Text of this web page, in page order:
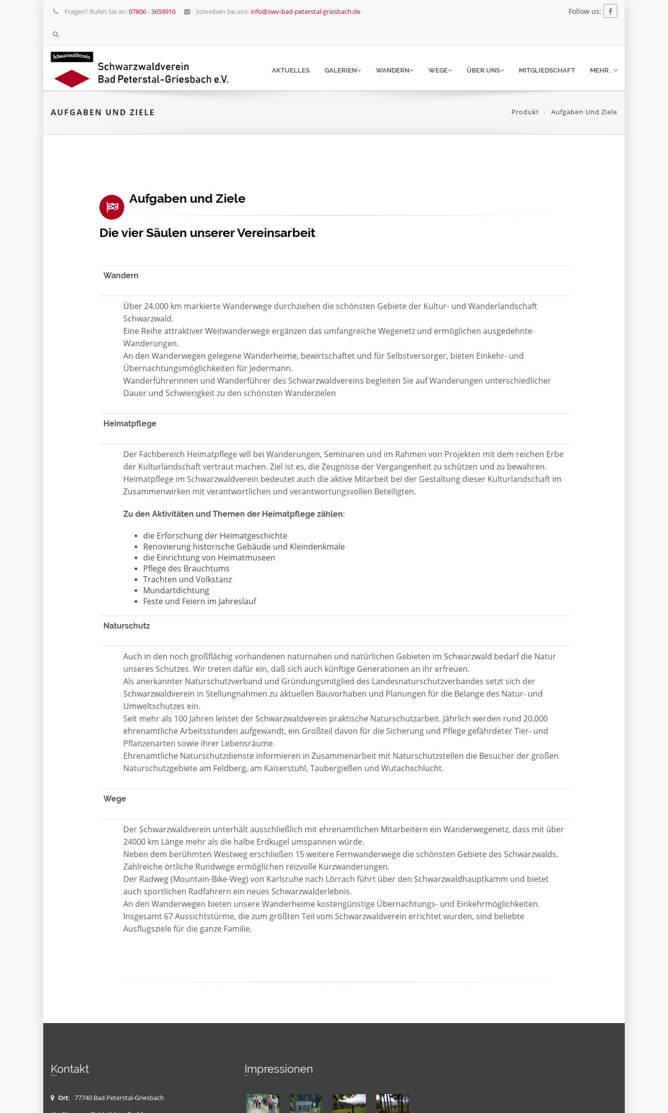
Fragen? Rufen Sie an:07806 - 3659910 Schreiben Sie uns: info@swv-bad-peterstal-griesbach.de Follow us:
AKTUELLES GALERIEN WANDERN WEGE ÜBER UNS MITGLIEDSCHAFT MEHR...
AUFGABEN UND ZIELE Produkt Aufgaben Und Ziele
Aufgaben und Ziele
Die vier Säulen unserer Vereinsarbeit
Wandern
Über 24.000 km markierte Wanderwege durchziehen die schönsten Gebiete der Kultur- und Wanderlandschaft
Schwarzwald.
Eine Reihe attraktiver Weitwanderwege ergänzen das umfangreiche Wegenetz und ermöglichen ausgedehnte
Wanderungen.
An den Wanderwegen gelegene Wanderheime, bewirtschaftet und für Selbstversorger, bieten Einkehr- und
Übernachtungsmöglichkeiten für Jedermann.
Wanderführerinnen und Wanderführer des Schwarzwaldvereins begleiten Sie auf Wanderungen unterschiedlicher
Dauer und Schwierigkeit zu den schönsten Wanderzielen
Heimatpflege
Der Fachbereich Heimatpflege will bei Wanderungen, Seminaren und im Rahmen von Projekten mit dem reichen Erbe
der Kulturlandschaft vertraut machen. Ziel ist es, die Zeugnisse der Vergangenheit zu schützen und zu bewahren.
Heimatpflege im Schwarzwaldverein bedeutet auch die aktive Mitarbeit bei der Gestaltung dieser Kulturlandschaft im
Zusammenwirken mit verantwortlichen und verantwortungsvollen Beteiligten.
Zu den Aktivitäten und Themen der Heimatpflege zählen:
die Erforschung der Heimatgeschichte
Renovierung historische Gebäude und Kleindenkmale
die Einrichtung von Heimatmuseen
Pflege des Brauchtums
Trachten und Volkstanz
Mundartdichtung
Feste und Feiern im Jahreslauf
Naturschutz
Auch in den noch großflächig vorhandenen naturnahen und natürlichen Gebieten im Schwarzwald bedarf die Natur
unseres Schutzes. Wir treten dafür ein, daß sich auch künftige Generationen an ihr erfreuen.
Als anerkannter Naturschutzverband und Gründungsmitglied des Landesnaturschutzverbandes setzt sich der
Schwarzwaldverein in Stellungnahmen zu aktuellen Bauvorhaben und Planungen für die Belange des Natur- und
Umweltschutzes ein.
Seit mehr als 100 Jahren leistet der Schwarzwaldverein praktische Naturschutzarbeit. Jährlich werden rund 20.000
ehrenamtliche Arbeitsstunden aufgewandt, ein Großteil davon für die Sicherung und Pflege gefährdeter Tier- und
Pflanzenarten sowie ihrer Lebensräume.
Ehrenamtliche Naturschutzdienste informieren in Zusammenarbeit mit Naturschutzstellen die Besucher der großen
Naturschutzgebiete am Feldberg, am Kaiserstuhl, Taubergießen und Wutachschlucht.
Wege
Der Schwarzwaldverein unterhält ausschließlich mit ehrenamtlichen Mitarbeitern ein Wanderwegenetz, dass mit über
24000 km Länge mehr als die halbe Erdkugel umspannen würde.
Neben dem berühmten Westweg erschließen 15 weitere Fernwanderwege die schönsten Gebiete des Schwarzwalds.
Zahlreiche örtliche Rundwege ermöglichen reizvolle Kurzwanderungen.
Der Radweg (Mountain-Bike-Weg) von Karlsruhe nach Lörrach führt über den Schwarzwaldhauptkamm und bietet
auch sportlichen Radfahrern ein neues Schwarzwalderlebnis.
An den Wanderwegen bieten unsere Wanderheime kostengünstige Übernachtungs- und Einkehrmöglichkeiten.
Insgesamt 67 Aussichtstürme, die zum größten Teil vom Schwarzwaldverein errichtet wurden, sind beliebte
Ausflugsziele für die ganze Familie.
Kontakt
Ort: 77740 Bad Peterstal-Griesbach
Impressionen